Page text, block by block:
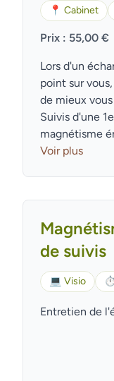
📍 Cabinet
Prix : 55,00 €
Lors d'un
point sur
de mieux
Suivis d'une
magnétisme
Voir plus
de suivis
💻 Visio
Entretien de